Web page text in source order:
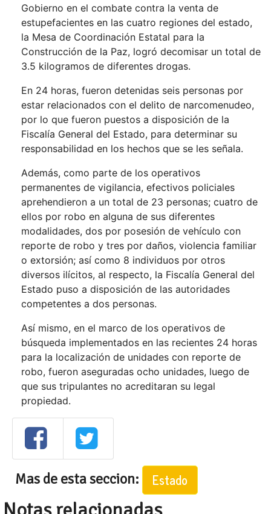
Gobierno en el combate contra la venta de
estupefacientes en las cuatro regiones del estado,
la Mesa de Coordinación Estatal para la
Construcción de la Paz, logró decomisar un total de
3.5 kilogramos de diferentes drogas.
En 24 horas, fueron detenidas seis personas por
estar relacionados con el delito de narcomenudeo,
por lo que fueron puestos a disposición de la
Fiscalía General del Estado, para determinar su
responsabilidad en los hechos que se les señala.
Además, como parte de los operativos
permanentes de vigilancia, efectivos policiales
aprehendieron a un total de 23 personas; cuatro de
ellos por robo en alguna de sus diferentes
modalidades, dos por posesión de vehículo con
reporte de robo y tres por daños, violencia familiar
o extorsión; así como 8 individuos por otros
diversos ilícitos, al respecto, la Fiscalía General del
Estado puso a disposición de las autoridades
competentes a dos personas.
Así mismo, en el marco de los operativos de
búsqueda implementados en las recientes 24 horas
para la localización de unidades con reporte de
robo, fueron aseguradas ocho unidades, luego de
que sus tripulantes no acreditaran su legal
propiedad.
Mas de esta seccion: Estado